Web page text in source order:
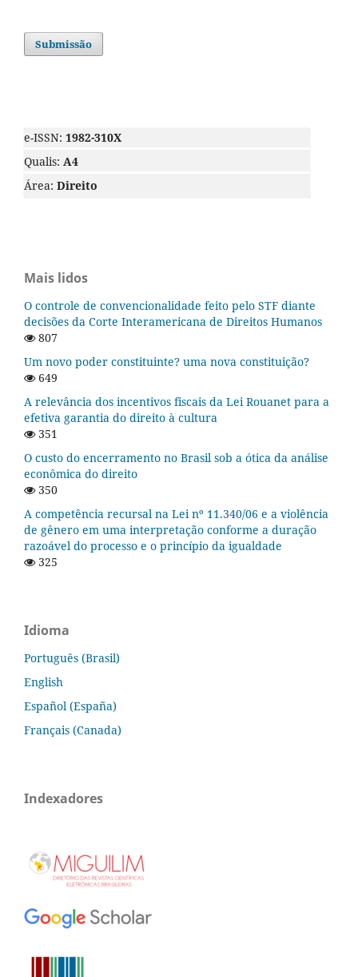
Submissão
e-ISSN: 1982-310X
Qualis: A4
Área: Direito
Mais lidos
O controle de convencionalidade feito pelo STF diante
decisões da Corte Interamericana de Direitos Humanos
807
Um novo poder constituinte? uma nova constituição?
649
A relevância dos incentivos fiscais da Lei Rouanet para a
efetiva garantia do direito à cultura
351
O custo do encerramento no Brasil sob a ótica da análise
econômica do direito
350
A competência recursal na Lei nº 11.340/06 e a violência
de gênero em uma interpretação conforme a duração
razoável do processo e o princípio da igualdade
325
Idioma
Português (Brasil)
English
Español (España)
Français (Canada)
Indexadores